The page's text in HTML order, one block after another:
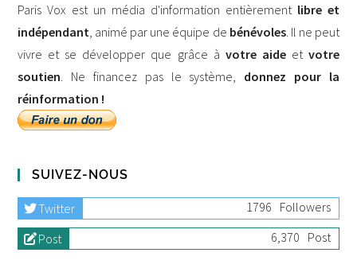
Paris Vox est un média d'information entièrement libre et
indépendant , animé par une équipe de bénévoles. Il ne peut
vivre et se développer que grâce à votre aideet votre
soutien . Ne financez pas le système, donnez pour la
réinformation !
SUIVEZ-NOUS
Twitter 1796 Followers
Post
6,370 Post